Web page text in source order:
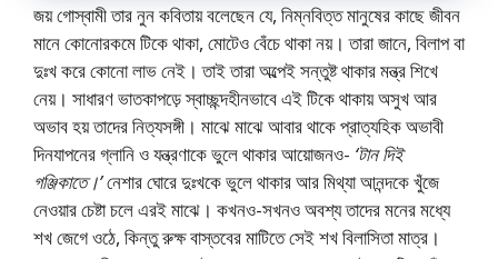
জয় গােস্বামী তার নুন কবিতায় বলেছেন যে, নিম্নবিত্ত মানুষের কাছে জীবন
মানে কোনােরকমে টিকে থাকা, মােটেও বেঁচে থাকা নয়। তারা জানে, বিলাপ বা
দুঃখ করে কোনাে লাভ নেই। তাই তারা অল্পেই সন্তুষ্ট থাকার মন্ত্র শিখে
নেয়। সাধারণ ভাতকাপড়ে স্বাচ্ছন্দহীনভাবে এই টিকে থাকায় অসুখ আর
অভাব হয় তাদের নিত্যসঙ্গী। মাঝে মাঝে আবার থাকে প্রাত্যহিক অভাবী
দিনযাপনের গ্লানি ও যন্ত্রণাকে ভুলে থাকার আয়ােজনও- ‘টান দিই
গঞ্জিকাতে।’নেশার ঘােরে দুঃখকে ভুলে থাকার আর মিথ্যা আনন্দকে খুঁজে
নেওয়ার চেষ্টা চলে এরই মাঝে। কখনও-সখনও অবশ্য তাদের মনের মধ্যে
শখ জেগে ওঠে, কিন্তু রুক্ষ বাস্তবের মাটিতে সেই শখ বিলাসিতা মাত্র।